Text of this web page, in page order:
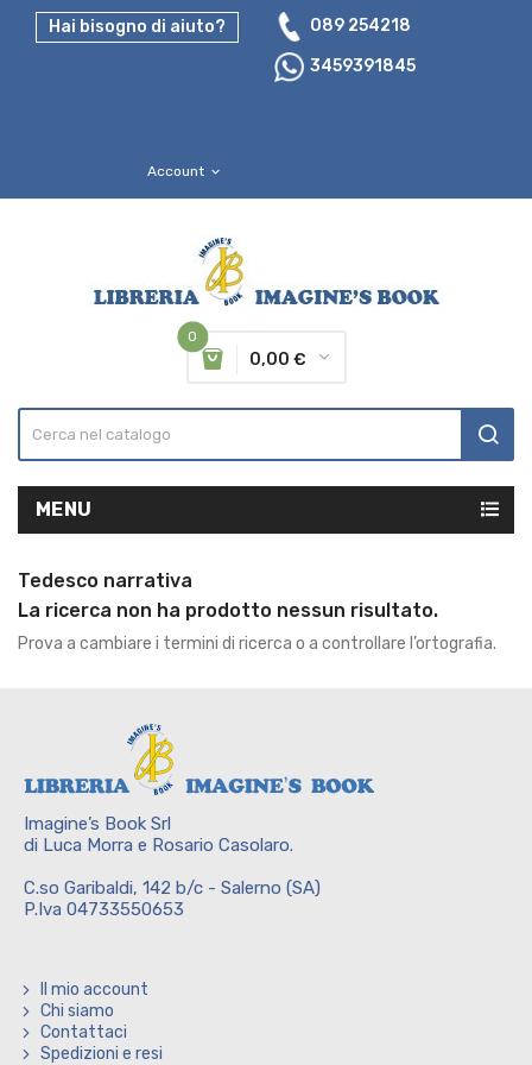
Hai bisogno di aiuto?
089 254218
3459391845
Account expand_more
0
0,00 €
MENU
Tedesco narrativa
La ricerca non ha prodotto nessun risultato.
Prova a cambiare i termini di ricerca o a controllare l’ortografia.
Imagine’s Book Srl
di Luca Morra e Rosario Casolaro.
C.so Garibaldi, 142 b/c - Salerno (SA)
P.Iva 04733550653
Il mio account
Chi siamo
Contattaci
Spedizioni e resi